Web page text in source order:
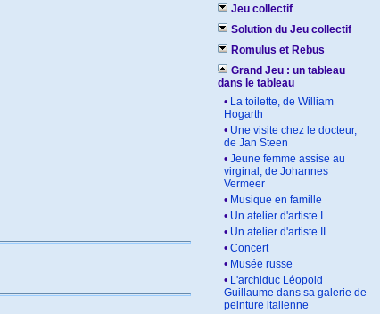
Jeu collectif
Solution du Jeu collectif
Romulus et Rebus
Grand Jeu : un tableau
dans le tableau
• La toilette, de William
Hogarth
• Une visite chez le docteur,
de Jan Steen
• Jeune femme assise au
virginal, de Johannes
Vermeer
• Musique en famille
• Un atelier d'artiste I
• Un atelier d'artiste II
• Concert
• Musée russe
• L'archiduc Léopold
Guillaume dans sa galerie de
peinture italienne